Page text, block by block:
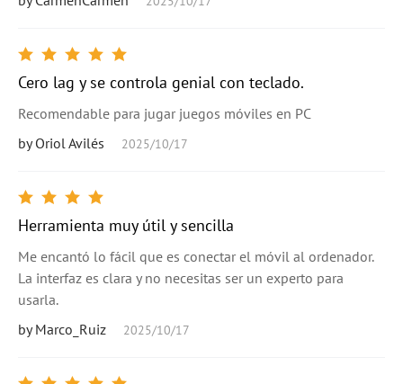
Cero lag y se controla genial con teclado.
Recomendable para jugar juegos móviles en PC
by Oriol Avilés
2025/10/17
Herramienta muy útil y sencilla
Me encantó lo fácil que es conectar el móvil al ordenador.
La interfaz es clara y no necesitas ser un experto para
usarla.
by Marco_Ruiz
2025/10/17